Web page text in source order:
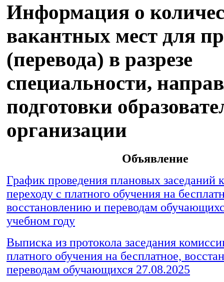
Информация о
вакантных мест для
(перевода) в разрезе
специальности,
подготовки
организации
Объявление
График проведения плановых заседаний
переходу с платного обучения на
восстановлению и переводам
учебном году
Выписка из протокола заседания
платного обучения на бесплатное,
переводам обучающихся 27.08.2025